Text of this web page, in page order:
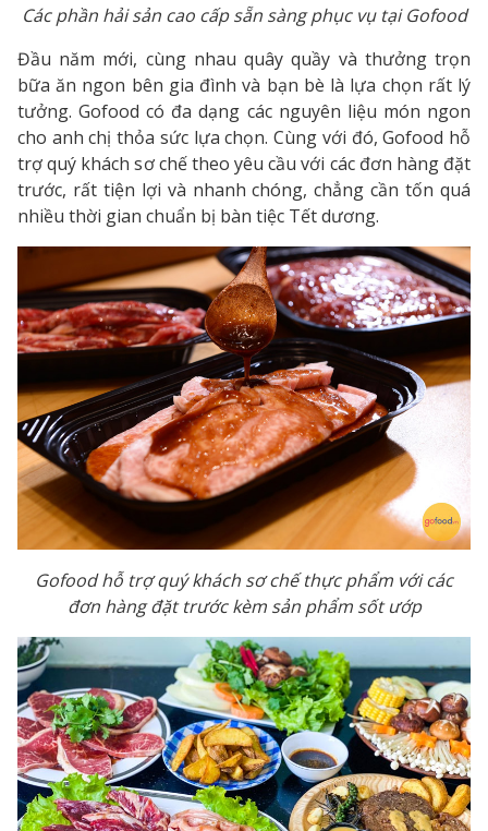
Các phần hải sản cao cấp sẵn sàng phục vụ tại Gofood
Đầu năm mới, cùng nhau quây quầy và thưởng trọn
bữa ăn ngon bên gia đình và bạn bè là lựa chọn rất lý
tưởng. Gofood có đa dạng các nguyên liệu món ngon
cho anh chị thỏa sức lựa chọn. Cùng với đó, Gofood hỗ
trợ quý khách sơ chế theo yêu cầu với các đơn hàng đặt
trước, rất tiện lợi và nhanh chóng, chẳng cần tốn quá
nhiều thời gian chuẩn bị bàn tiệc Tết dương.
Gofood hỗ trợ quý khách sơ chế thực phẩm với các
đơn hàng đặt trước kèm sản phẩm sốt ướp